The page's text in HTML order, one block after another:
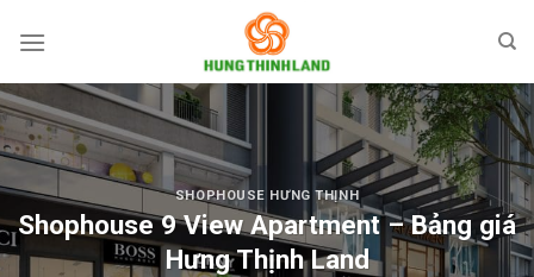
qua
dung
SHOPHOUSE HƯNG THỊNH
Shophouse 9 View Apartment – Bảng giá
Hưng Thịnh Land